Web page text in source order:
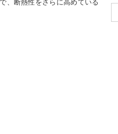
、断熱性をさらに高めている